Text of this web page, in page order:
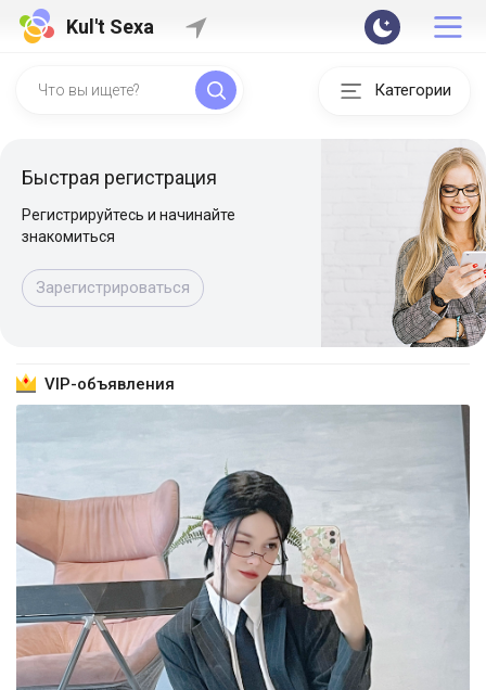
Kul't Sexa
Категории
Быстрая регистрация
Регистрируйтесь и начинайте
знакомиться
Зарегистрироваться
VIP-объявления